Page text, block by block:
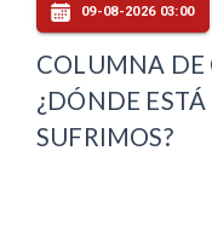
09-08-2026 03:00
COLUMNA DE
¿DÓNDE
SUFRIMOS?